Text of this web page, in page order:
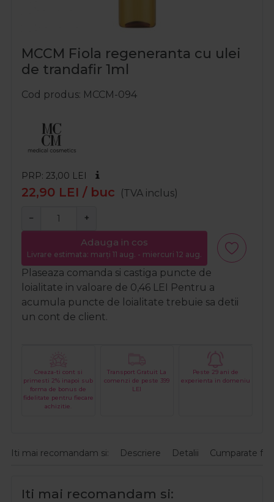
MCCM Fiola regeneranta cu ulei
de trandafir 1ml
Cod produs MCCM-094
PRP: 23,00 LEI
22,90 LEI / buc (TVA inclus)
− +
Adauga in cos
Livrare estimata: marți 11 aug. - miercuri 12 aug.
Plaseaza comanda si castiga puncte de
loialitate in valoare de 0,46 LEI Pentru a
acumula puncte de loialitate trebuie sa detii
un cont de client.
Creaza-ti cont si
primesti 2% inapoi sub
forma de bonus de
fidelitate pentru fiecare
achizitie.
Transport Gratuit La
comenzi de peste 399
LEI
Peste 29 ani de
experienta in domeniu
Iti mai recomandam si: Descriere Detalii Cumparate
Iti mai recomandam si: